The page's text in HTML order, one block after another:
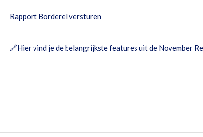
Rapport Borderel versturen
🔗Hier vind je de belangrijkste features uit de November